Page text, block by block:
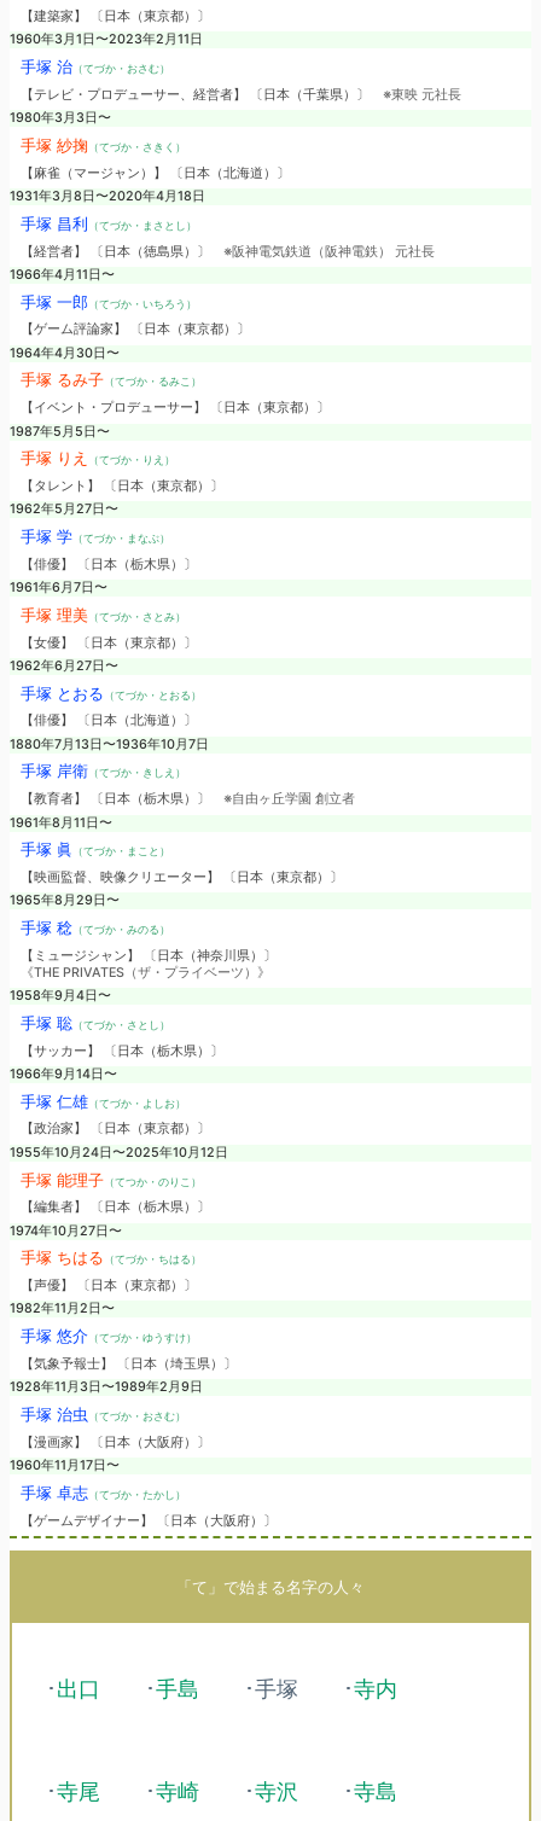
【建築家】 〔日本（東京都）〕
1960年3月1日〜2023年2月11日
手塚 治（てづか・おさむ）
【テレビ・プロデューサー、経営者】 〔日本（千葉県）〕 ※東映 元社長
1980年3月3日〜
手塚 紗掬 （てづか・さきく）
【麻雀（マージャン）】 〔日本（北海道）〕
1931年3月8日〜2020年4月18日
手塚 昌利 （てづか・まさとし）
【経営者】 〔日本（徳島県）〕 ※阪神電気鉄道（阪神電鉄） 元社長
1966年4月11日〜
手塚 一郎（てづか・いちろう）
【ゲーム評論家】 〔日本（東京都）〕
1964年4月30日〜
手塚 るみ子（てづか・るみこ）
【イベント・プロデューサー】 〔日本（東京都）〕
1987年5月5日〜
手塚 りえ （てづか・りえ）
【タレント】 〔日本（東京都）〕
1962年5月27日〜
手塚 学（てづか・まなぶ）
【俳優】 〔日本（栃木県）〕
1961年6月7日〜
手塚 理美（てづか・さとみ）
【女優】 〔日本（東京都）〕
1962年6月27日〜
手塚 とおる （てづか・とおる）
【俳優】 〔日本（北海道）〕
1880年7月13日〜1936年10月7日
手塚 岸衛（てづか・きしえ）
【教育者】 〔日本（栃木県）〕 ※自由ヶ丘学園 創立者
1961年8月11日〜
手塚 眞 （てづか・まこと）
【映画監督、映像クリエーター】 〔日本（東京都）〕
1965年8月29日〜
手塚 稔（てづか・みのる）
【ミュージシャン】 〔日本（神奈川県）〕
《THE PRIVATES（ザ・プライベーツ）》
1958年9月4日〜
手塚 聡（てづか・さとし）
【サッカー】 〔日本（栃木県）〕
1966年9月14日〜
手塚 仁雄（てづか・よしお）
【政治家】 〔日本（東京都）〕
1955年10月24日〜2025年10月12日
手塚 能理子（てつか・のりこ）
【編集者】 〔日本（栃木県）〕
1974年10月27日〜
手塚 ちはる （てづか・ちはる）
【声優】 〔日本（東京都）〕
1982年11月2日〜
手塚 悠介（てづか・ゆうすけ）
【気象予報士】 〔日本（埼玉県）〕
1928年11月3日〜1989年2月9日
手塚 治虫 （てづか・おさむ）
【漫画家】 〔日本（大阪府）〕
1960年11月17日〜
手塚 卓志（てづか・たかし）
【ゲームデザイナー】 〔日本（大阪府）〕
「て」で始まる名字の人々
･出口 ･手島 ･手塚 ･寺内
･寺尾 ･寺崎 ･寺沢 ･寺島